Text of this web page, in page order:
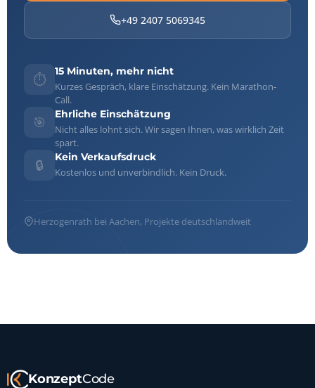
+49 2407 5069345
⏱️
15 Minuten, mehr nicht
Kurzes Gespräch, klare Einschätzung. Kein Marathon-
Call.
🎯
Ehrliche Einschätzung
Nicht alles lohnt sich. Wir sagen Ihnen, was wirklich Zeit
spart.
🔒
Kein Verkaufsdruck
Kostenlos und unverbindlich. Kein Druck.
Herzogenrath bei Aachen, Projekte deutschlandweit
KonzeptCode